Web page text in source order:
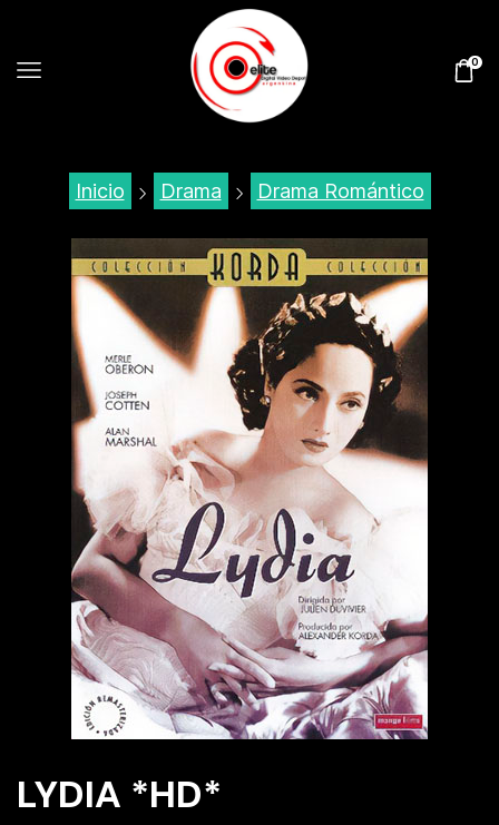
0
Inicio Drama Drama Romántico
LYDIA *HD*